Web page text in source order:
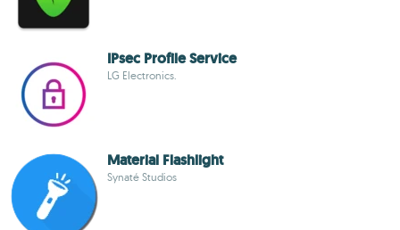
IPsec Profile Service
LG Electronics.
Material Flashlight
Synaté Studios